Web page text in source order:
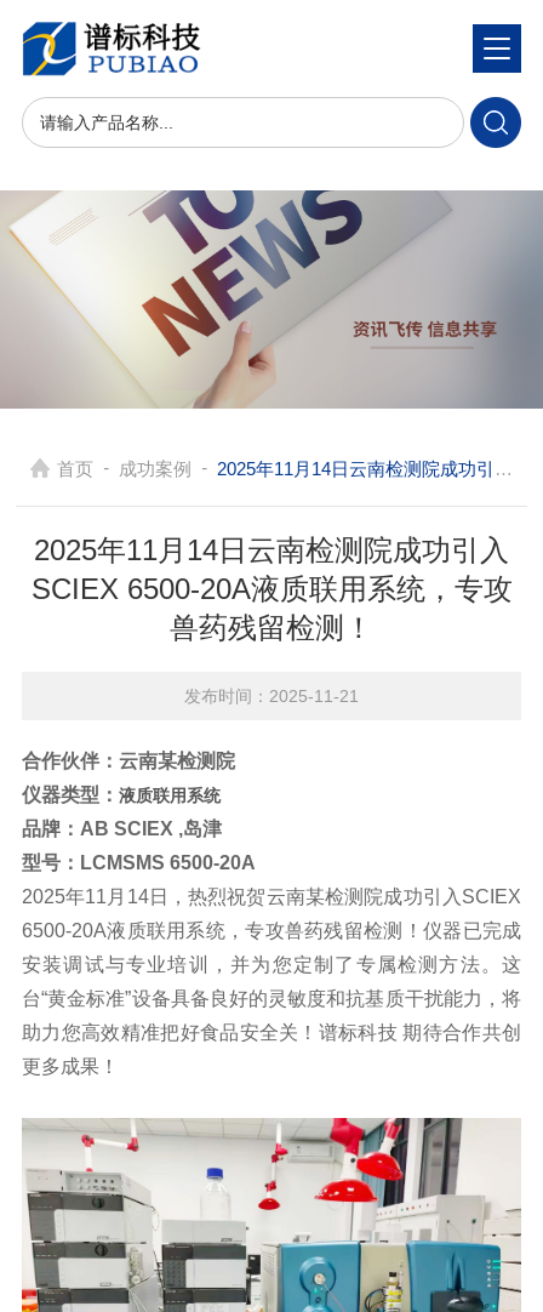
首页 - 成功案例 - 2025年11月14日云南检测院成功引入SCIEX 6500-20A液质联用系统，专攻兽药残留检测！
2025年11月14日云南检测院成功引入
SCIEX 6500-20A液质联用系统，专攻
兽药残留检测！
发布时间：2025-11-21
合作伙伴： 云南某检测院
仪器类型： 液质联用系统
品牌： AB SCIEX ,岛津
型号：LCMSMS 6500-20A
2025年11月14日，热烈祝贺云南某检测院成功引入SCIEX
6500-20A液质联用系统，专攻兽药残留检测
！仪器已完成
安装调试与专业培训，并为您定制了专属检测方法。这
台“黄金标准”设备具备良好的灵敏度和抗基质干扰能力，将
助力您高效精准把好食品安全关！谱标科技 期待合作共创
更多成果！